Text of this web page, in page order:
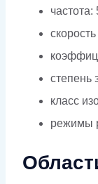
частота:
степень
класс
режимы